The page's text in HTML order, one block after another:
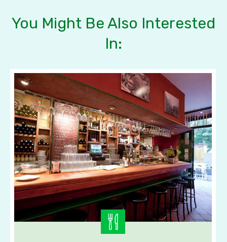
You Might Be Also Interested
In: